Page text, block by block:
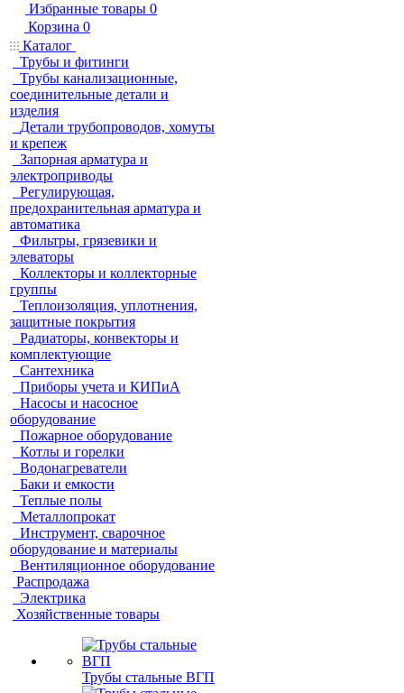
Избранные товары 0
Корзина 0
Каталог
Трубы и фитинги
Трубы канализационные,
соединительные детали и
изделия
Детали трубопроводов, хомуты
и крепеж
Запорная арматура и
электроприводы
Регулирующая,
предохранительная арматура и
автоматика
Фильтры, грязевики и
элеваторы
Коллекторы и коллекторные
группы
Теплоизоляция, уплотнения,
защитные покрытия
Радиаторы, конвекторы и
комплектующие
Сантехника
Приборы учета и КИПиА
Насосы и насосное
оборудование
Пожарное оборудование
Котлы и горелки
Водонагреватели
Баки и емкости
Теплые полы
Металлопрокат
Инструмент, сварочное
оборудование и материалы
Вентиляционное оборудование
Распродажа
Электрика
Хозяйственные товары
Трубы стальные ВГП